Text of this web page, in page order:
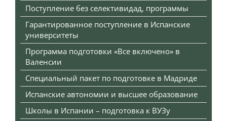
Поступление без селективидад, программы
Гарантированное поступление в Испанские
университеты
Программа подготовки «Все включено» в
Валенсии
Специальный пакет по подготовке в Мадриде
Испанские автономии и высшее образование
Школы в Испании – подготовка к ВУЗу